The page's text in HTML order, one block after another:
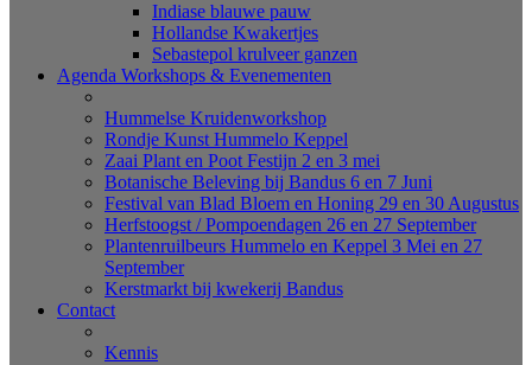
Indiase blauwe pauw
Hollandse Kwakertjes
Sebastepol krulveer ganzen
Agenda Workshops & Evenementen
Hummelse Kruidenworkshop
Rondje Kunst Hummelo Keppel
Zaai Plant en Poot Festijn 2 en 3 mei
Botanische Beleving bij Bandus 6 en 7 Juni
Festival van Blad Bloem en Honing 29 en 30 Augustus
Herfstoogst / Pompoendagen 26 en 27 September
Plantenruilbeurs Hummelo en Keppel 3 Mei en 27
September
Kerstmarkt bij kwekerij Bandus
Contact
Kennis